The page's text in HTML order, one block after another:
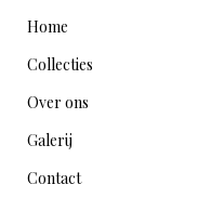
Home
Collecties
Over ons
Galerij
Contact